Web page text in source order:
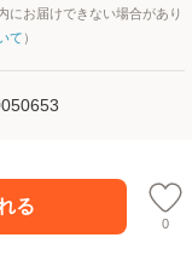
にお届けできない場合があり
て ）
る
0